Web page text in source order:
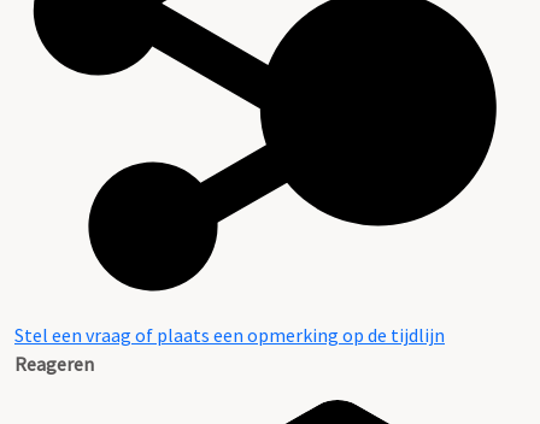
Stel een vraag of plaats een opmerking op de tijdlijn
Reageren